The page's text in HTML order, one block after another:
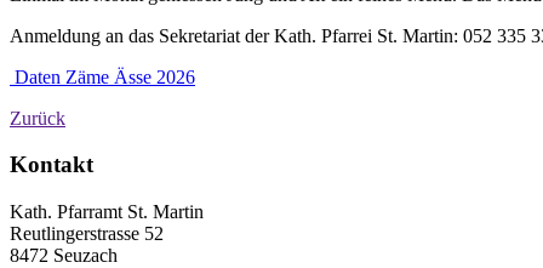
Anmeldung an das Sekretariat der Kath. Pfarrei St. Martin: 052 335
Daten Zäme Ässe 2026
Zurück
Sidebar
(Primary)
Zweit-
(Secondary)
Footer
Kontakt
Kath. Pfarramt St. Martin
Reutlingerstrasse 52
8472 Seuzach